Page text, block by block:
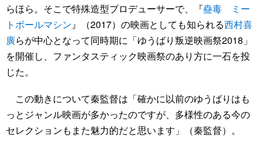
らほら。そこで特殊造型プロデューサーで、『蠱毒 ミー
トボールマシン』（2017）の映画としても知られる西村喜
廣らが中心となって同時期に「ゆうばり叛逆映画祭2018」
を開催し、ファンタスティック映画祭のあり方に一石を投
じた。
この動きについて秦監督は「確かに以前のゆうばりはも
っとジャンル映画が多かったのですが、多様性のある今の
セレクションもまた魅力的だと思います」（秦監督）。